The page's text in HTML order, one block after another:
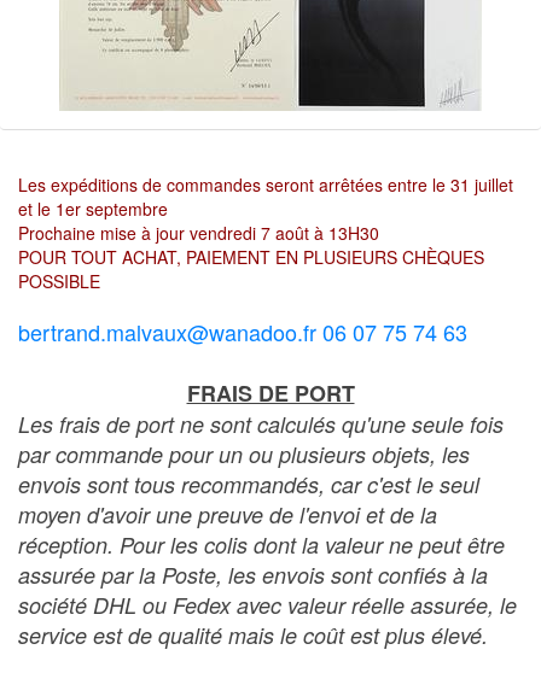
Les expéditions de commandes seront arrêtées entre le 31 juillet
et le 1er septembre
Prochaine mise à jour vendredi 7 août à 13H30
POUR TOUT ACHAT, PAIEMENT EN PLUSIEURS CHÈQUES
POSSIBLE
bertrand.malvaux@wanadoo.fr 06 07 75 74 63
FRAIS DE PORT
Les frais de port ne sont calculés qu'une seule fois
par commande pour un ou plusieurs objets, les
envois sont tous recommandés, car c'est le seul
moyen d'avoir une preuve de l'envoi et de la
réception. Pour les colis dont la valeur ne peut être
assurée par la Poste, les envois sont confiés à la
société DHL ou Fedex avec valeur réelle assurée, le
service est de qualité mais le coût est plus élevé.